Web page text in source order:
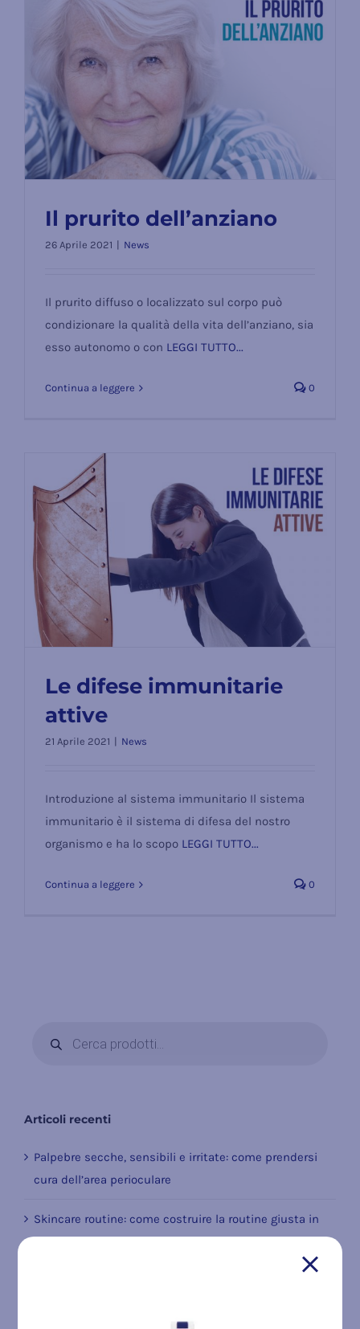
Il prurito dell’anziano
Il prurito dell’anziano
26 Aprile 2021 News
Il prurito diffuso o localizzato sul corpo può
condizionare la qualità della vita dell’anziano, sia
esso autonomo o con LEGGI TUTTO...
Continua a leggere 0
Le difese immunitarie
attive
21 Aprile 2021 News
Introduzione al sistema immunitario Il sistema
immunitario è il sistema di difesa del nostro
organismo e ha lo scopo LEGGI TUTTO...
Continua a leggere 0
search
Articoli recenti
Palpebre secche, sensibili e irritate: come prendersi
cura dell’area perioculare
Skincare routine: come costruire la routine giusta in
base al tuo tipo di pelle